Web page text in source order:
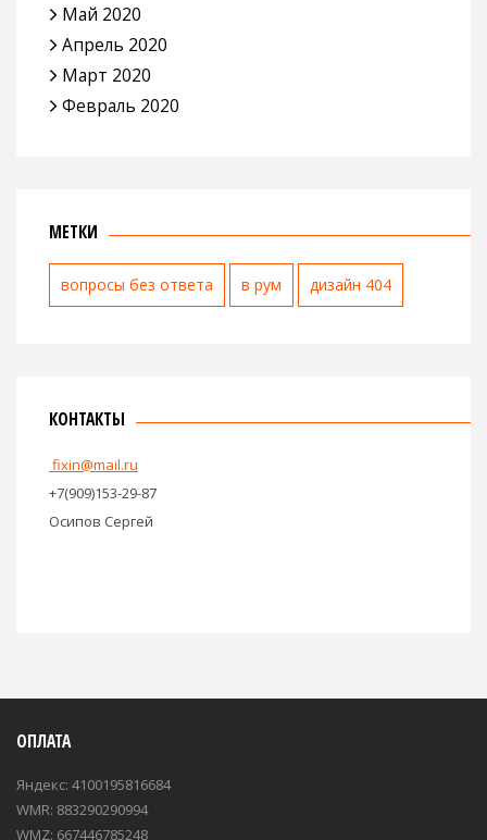
Май 2020
Апрель 2020
Март 2020
Февраль 2020
МЕТКИ
вопросы без ответа в рум дизайн 404
КОНТАКТЫ
fixin@mail.ru
+7(909)153-29-87
Осипов Сергей
ОПЛАТА
Яндекс: 4100195816684
WMR: 883290290994
WMZ: 667446785248